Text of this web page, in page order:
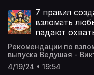
https://vk.com/
https://
https://
https://dzen.ru/
7 правил
взломать
падают
Рекомендации по
выпуска Ведущая -
канал: https://t.me/
https://vk.com/
4/19/24 • 19:54